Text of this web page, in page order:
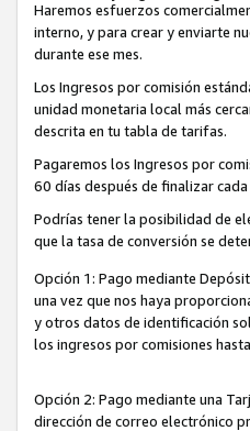
Haremos esfuerzos
interno, y para crear y enviarte
durante ese mes.
Los Ingresos por comisión
unidad monetaria local más
descrita en tu tabla de tarifas.
Pagaremos los Ingresos por
60 días después de finalizar
Podrías tener la posibilidad de
que la tasa de conversión se
Opción 1: Pago mediante
una vez que nos haya
y otros datos de identificación
los ingresos por comisiones
Opción 2: Pago mediante una
dirección de correo electrónico